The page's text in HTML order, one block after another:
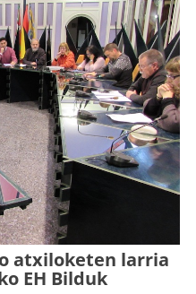
atxiloketen larria
EH Bilduk